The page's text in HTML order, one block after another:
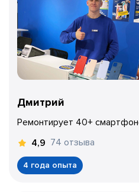
Дмитрий
Ремонтирует 40+
4,9 74 отзыва
4 года опыта